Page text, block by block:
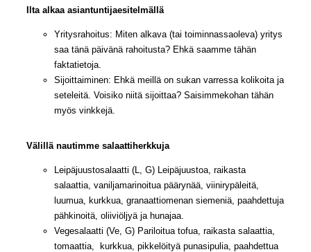
Ilta alkaa asiantuntijaesitelmällä
Yritysrahoitus: Miten alkava (tai toiminnassaoleva) yritys
saa tänä päivänä rahoitusta? Ehkä saamme tähän
faktatietoja.
Sijoittaiminen: Ehkä meillä on sukan varressa kolikoita ja
seteleitä. Voisiko niitä sijoittaa? Saisimmekohan tähän
myös vinkkejä.
Välillä nautimme salaattiherkkuja
Leipäjuustosalaatti (L, G) Leipäjuustoa, raikasta
salaattia, vaniljamarinoitua päärynää, viinirypäleitä,
luumua, kurkkua, granaattiomenan siemeniä, paahdettuja
pähkinoitä, oliiviöljyä ja hunajaa.
Vegesalaatti (Ve, G) Pariloitua tofua, raikasta salaattia,
tomaattia, kurkkua, pikkelöityä punasipulia, paahdettua